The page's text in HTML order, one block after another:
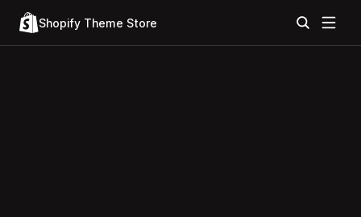
Shopify Theme Store